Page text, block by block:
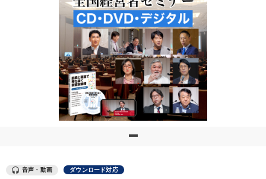
優秀各社の智恵と戦略 事業家のロマンと経営
若手異才経営者の発想 専門家のアドバイス
リーダーの器量を学ぶ
経済・景気・相場予測 会社のパフォーマンスを高める講話
音声・動画 ダウンロード対応